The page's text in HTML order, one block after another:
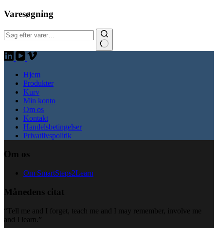
Varesøgning
Søg:
Hjem
Produkter
Kurv
Min konto
Om os
Kontakt
Handelsbetingelser
Privatlivspolitik
Om os
Om SmartSteps2Learn
Månedens citat
“Tell me and I forget, teach me and I may remember, involve me
and I learn.”